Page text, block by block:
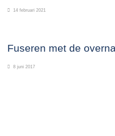
14 februari 2021
Fuseren met de
8 juni 2017